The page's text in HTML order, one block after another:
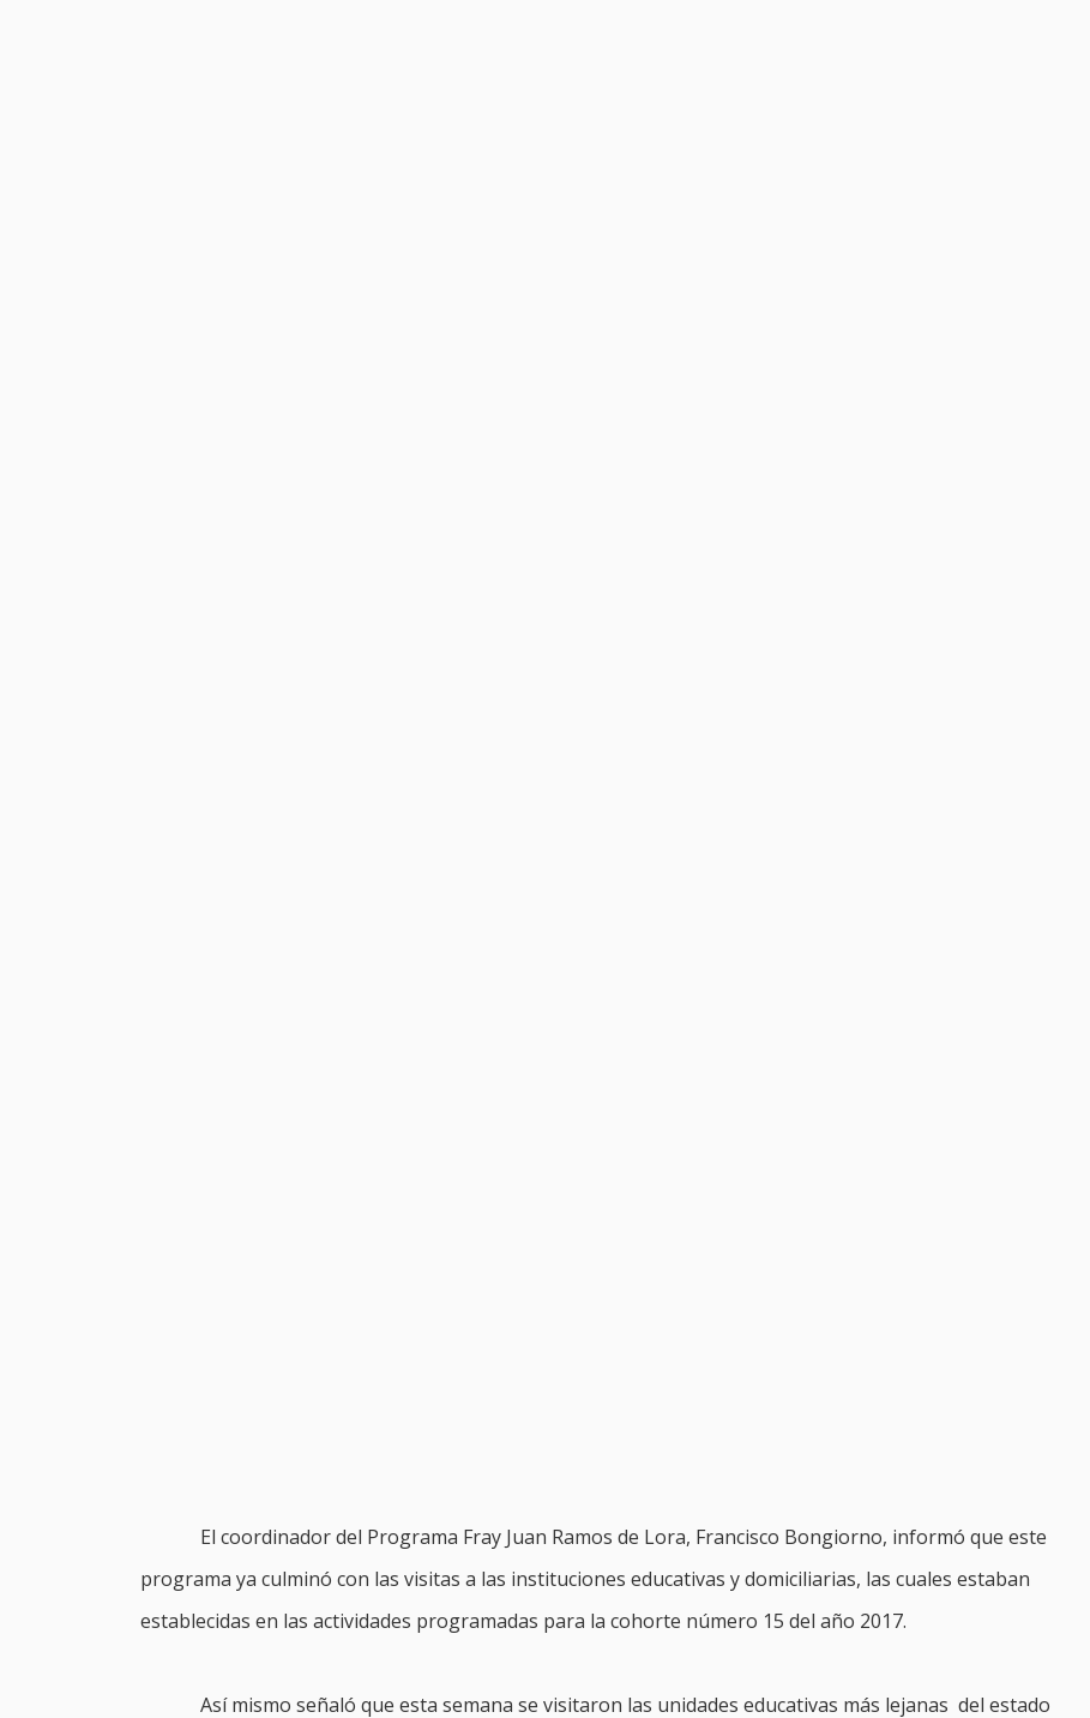
El coordinador del Programa Fray Juan Ramos de Lora, Francisco Bongiorno, informó que este
programa ya culminó con las visitas a las instituciones educativas y domiciliarias, las cuales estaban
establecidas en las actividades programadas para la cohorte número 15 del año 2017.
Así mismo señaló que esta semana se visitaron las unidades educativas más lejanas del estado